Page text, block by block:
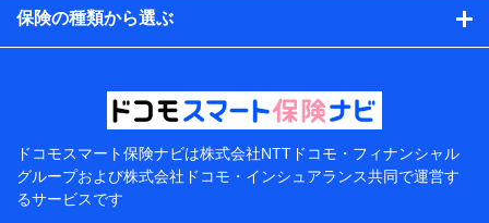
的、保険商品の内容、保険料、保険料のお支払方法、車
のメーカーや走行距離などの情報、建物の構造や築年数
などの情報、ペットの種類や年齢などの情報などが含ま
提供当事者から受領当事者が個人データを取得する方法
電子的・電磁的方法等
【共同して利用する者の範囲】
当社
株式会社NTTドコモ・フィナンシャルグループ
保険の種類から選ぶ
ドコモスマート保険ナビは株式会社NTTドコモ・フィナンシャル
グループおよび株式会社ドコモ・インシュアランス共同で運営す
るサービスです